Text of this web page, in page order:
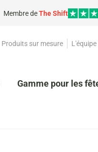
Membre deThe Shift
Produits sur mesure
Gamme pour les